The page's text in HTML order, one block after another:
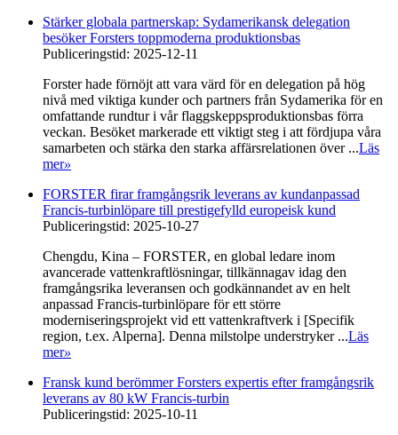
Stärker globala partnerskap: Sydamerikansk delegation
besöker Forsters toppmoderna produktionsbas
Publiceringstid: 2025-12-11
Forster hade förnöjt att vara värd för en delegation på hög
nivå med viktiga kunder och partners från Sydamerika för en
omfattande rundtur i vår flaggskeppsproduktionsbas förra
veckan. Besöket markerade ett viktigt steg i att fördjupa våra
samarbeten och stärka den starka affärsrelationen över ...Läs
mer»
FORSTER firar framgångsrik leverans av kundanpassad
Francis-turbinlöpare till prestigefylld europeisk kund
Publiceringstid: 2025-10-27
Chengdu, Kina – FORSTER, en global ledare inom
avancerade vattenkraftlösningar, tillkännagav idag den
framgångsrika leveransen och godkännandet av en helt
anpassad Francis-turbinlöpare för ett större
moderniseringsprojekt vid ett vattenkraftverk i [Specifik
region, t.ex. Alperna]. Denna milstolpe understryker ...Läs
mer»
Fransk kund berömmer Forsters expertis efter framgångsrik
leverans av 80 kW Francis-turbin
Publiceringstid: 2025-10-11